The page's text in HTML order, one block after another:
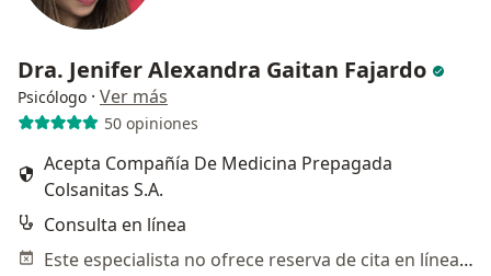
Dra. Jenifer Alexandra Gaitan Fajardo
Psicólogo · Ver más
50 opiniones
Acepta Compañía De Medicina Prepagada
Colsanitas S.A.
Consulta en línea
Este especialista no ofrece reserva de cita en línea en esta dirección.